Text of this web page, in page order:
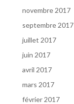
novembre 2017
septembre 2017
juillet 2017
juin 2017
avril 2017
mars 2017
février 2017